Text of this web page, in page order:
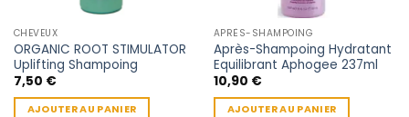
CHEVEUX
ORGANIC ROOT STIMULATOR
Uplifting Shampoing
7,50 €
AJOUTER AU PANIER
APRÈS-SHAMPOING
Après-Shampoing Hydratant
Equilibrant Aphogee 237ml
10,90 €
AJOUTER AU PANIER